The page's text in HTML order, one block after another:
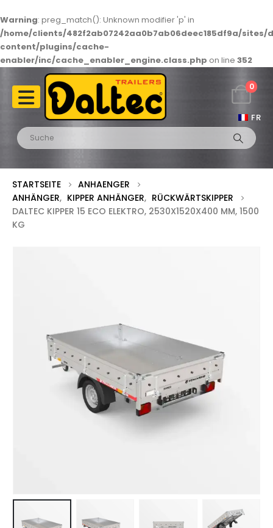
Warning: preg_match(): Unknown modifier 'p' in
/home/clients/482f2ab07242aa0b7ab06deec185df9a/
content/plugins/cache-
enabler/inc/cache_enabler_engine.class.php on line 352
FR
0
STARTSEITE
ANHAENGER
ANHÄNGER, KIPPER ANHÄNGER, RÜCKWÄRTSKIPPER
DALTEC KIPPER 15 ECO ELEKTRO, 2530X1520X400 MM, 1500
KG